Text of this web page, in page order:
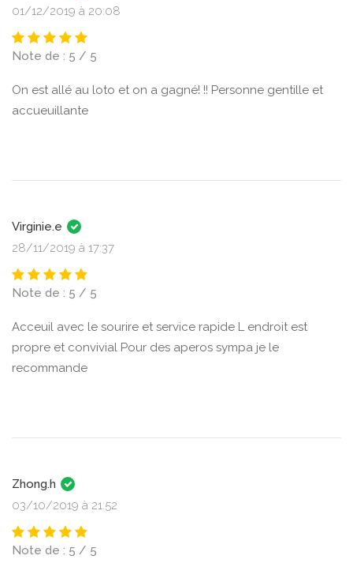
01/12/2019 à 20:08
Note de : 5 / 5
On est allé au loto et on a gagné! !! Personne gentille et
accueuillante
Virginie.e
28/11/2019 à 17:37
Note de : 5 / 5
Acceuil avec le sourire et service rapide L endroit est
propre et convivial Pour des aperos sympa je le
recommande
Zhong.h
03/10/2019 à 21:52
Note de : 5 / 5